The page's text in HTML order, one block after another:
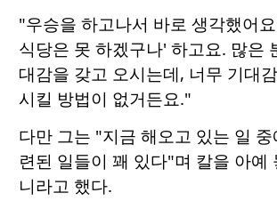
"우승을 하고나서 바로 생각했어
식당은 못 하겠구나' 하고요. 많은
대감을 갖고 오시는데, 너무 기대
시킬 방법이 없거든요."
다만 그는 "지금 해오고 있는 일
련된 일들이 꽤 있다"며 칼을 아예
니라고 했다.